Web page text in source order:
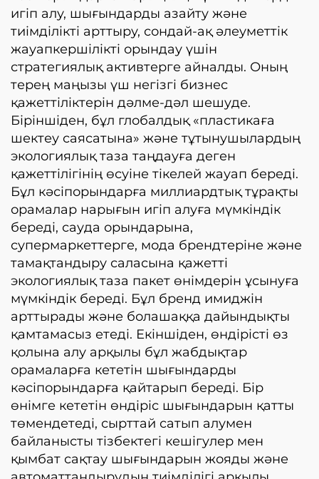
игіп алу, шығындарды азайту және
тиімділікті арттыру, сондай-ақ әлеуметтік
жауапкершілікті орындау үшін
стратегиялық активтерге айналды. Оның
терең маңызы үш негізгі бизнес
қажеттіліктерін дәлме-дәл шешуде.
Біріншіден, бұл глобалдық «пластикаға
шектеу саясатына» және тұтынушылардың
экологиялық таза таңдауға деген
қажеттілігінің өсуіне тікелей жауап береді.
Бұл кәсіпорындарға миллиардтық тұрақты
орамалар нарығын игіп алуға мүмкіндік
береді, сауда орындарына,
супермаркеттерге, мода брендтеріне және
тамақтандыру саласына қажетті
экологиялық таза пакет өнімдерін ұсынуға
мүмкіндік береді. Бұл бренд имиджін
арттырады және болашаққа дайындықты
қамтамасыз етеді. Екіншіден, өндірісті өз
қолына алу арқылы бұл жабдықтар
орамаларға кететін шығындарды
кәсіпорындарға қайтарып береді. Бір
өнімге кететін өндіріс шығындарын қатты
төмендетеді, сырттай сатып алумен
байланысты тізбектегі кешігулер мен
қымбат сақтау шығындарын жояды және